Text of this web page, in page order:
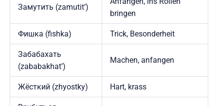
Замутить (zamutit’)
bringen
Фишка (fishka) Trick, Besonderheit
Забабахать
(zababakhat’)
Machen, anfangen
Жёсткий (zhyostky) Hart, krass